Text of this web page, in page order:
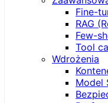
Fine-
RAG
Few-
Tool
Wdrożenia
Model